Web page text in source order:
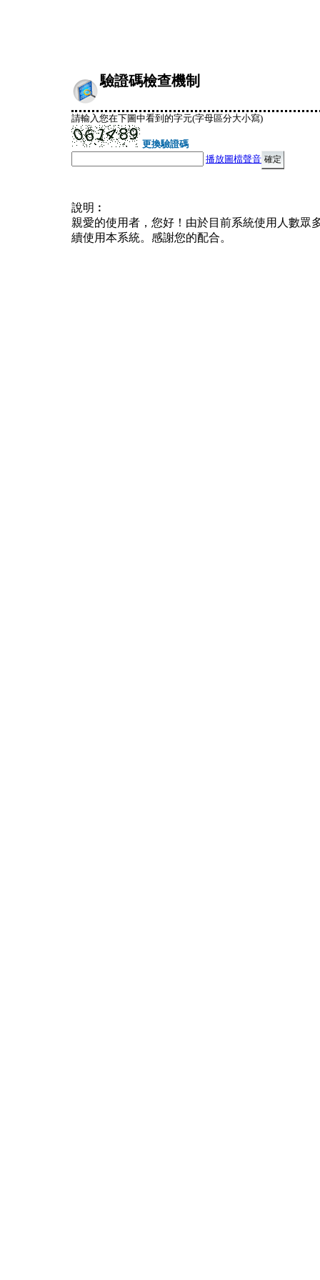
驗證碼檢查機制
請輸入您在下圖中看到的字元(字母區分大小寫)
更換驗證碼
播放圖檔聲音
說明︰
親愛的使用者，您好！由於目前系統使用人數眾
續使用本系統。感謝您的配合。